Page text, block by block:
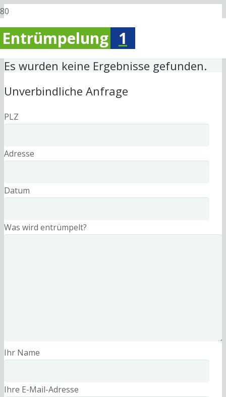
Entrümpelung 1
Es wurden keine Ergebnisse gefunden.
Unverbindliche Anfrage
PLZ
Adresse
Datum
Was wird entrümpelt?
Ihr Name
Ihre E-Mail-Adresse